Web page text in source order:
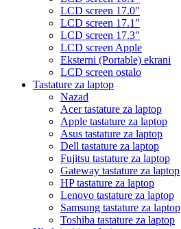
LCD screen 17.0″
LCD screen 17.1″
LCD screen 17.3″
LCD screen Apple
Eksterni (Portable) ekrani
LCD screen ostalo
Tastature za laptop
Nazad
Acer tastature za laptop
Apple tastature za laptop
Asus tastature za laptop
Dell tastature za laptop
Fujitsu tastature za laptop
Gateway tastature za laptop
HP tastature za laptop
Lenovo tastature za laptop
Samsung tastature za laptop
Toshiba tastature za laptop